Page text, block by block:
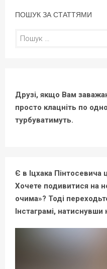
ПОШУК ЗА СТАТТЯМИ
Пошук:
Друзі, якщо Вам
просто клацніть по
турбуватимуть.
Є в Іцхака
Хочете подивитися на
очима»? Тоді
Інстаграмі, натиснувши